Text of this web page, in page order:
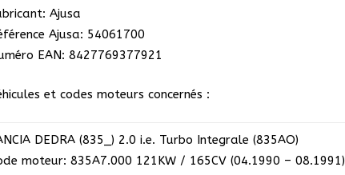
Ajusa
Ajusa: 54061700
EAN: 8427769377921
et codes moteurs concernés :
DEDRA (835_) 2.0 i.e. Turbo Integrale (835AO)
moteur: 835A7.000 121KW / 165CV (04.1990 – 08.1991)